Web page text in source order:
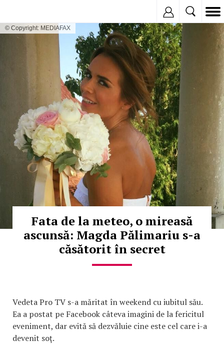
© Copyright: MEDIAFAX
Fata de la meteo, o mireasă
ascunsă: Magda Pălimariu s-a
căsătorit în secret
Vedeta Pro TV s-a măritat în weekend cu iubitul său.
Ea a postat pe Facebook câteva imagini de la fericitul
eveniment, dar evită să dezvăluie cine este cel care i-a
devenit soţ.